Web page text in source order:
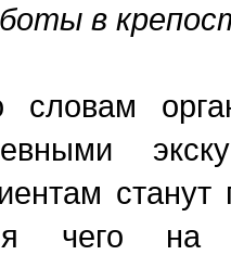
в
словам
чего на